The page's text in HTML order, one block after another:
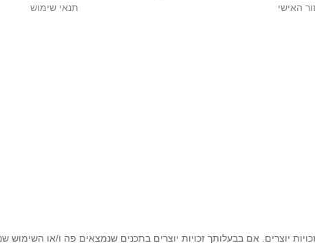
האישי
תנאי שימוש
יוצרים. אם בבעלותך זכויות יוצרים בתכנים שנמצאים פה ו/או השימוש